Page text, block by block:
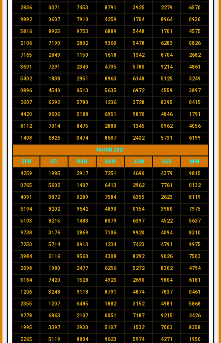
2836 0371 7453 8791 3925 2279 6570
9892 0607 7910 4259 1704 8964 0930
5816 8925 9753 6889 5448 1701 4575
2106 7190 2802 9360 5478 6283 0826
7165 2849 1150 1618 1342 8704 2682
3601 7291 2340 4735 5780 9214 4861
5402 1838 2951 8963 6148 5125 3249
0896 4540 0513 5635 6972 4559 3897
2607 6292 5780 1236 3728 8395 0415
4420 9606 5188 6951 9870 4846 1791
8112 7014 8475 2880 1345 0962 4056
1408 6826 3474 8607 2432 5731 6199
TAHUN 2021
SEN SEL RAB KAM JUM SAB MIN
4259 1995 2917 7251 4690 4379 9815
0765 5602 1407 6413 2962 7761 0132
4091 3872 0289 7584 6355 2623 8119
6194 8202 9642 4890 0154 3980 7975
5103 8215 1483 8079 6397 4522 5637
9738 3176 2869 7106 9920 4094 8310
7250 5714 0913 1234 7423 4791 9975
3984 2116 9560 4308 8292 9026 7503
2698 1980 2477 6256 5272 8302 4794
3184 7420 1528 4923 2690 9804 6181
1206 3248 9118 8791 4874 7837 0461
2355 1207 6485 1882 3152 4981 5868
9778 6863 2107 0051 7187 9215 4426
1995 3397 2930 5107 1532 7003 8358
2265 5119 8804 9623 5974 4271 1950